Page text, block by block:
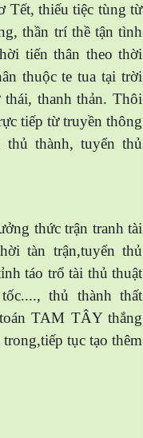
Tết, thiếu tiệc tùng từ
thần trí thề tận tình
tiến thân theo thời
thuộc te tua tại trời
thanh thản. Thôi
tiếp từ truyền thông
thủ thành, tuyển thủ
thức trận tranh tài
tàn trận,tuyển thủ
táo trổ tài thủ thuật
thủ thành thất
TAM TÂY thắng
tục tạo thêm